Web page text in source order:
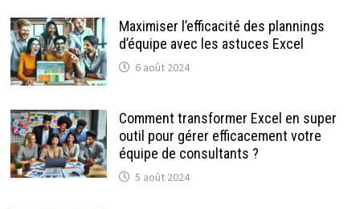
Maximiser l’efficacité des plannings
d’équipe avec les astuces Excel
6 août 2024
Comment transformer Excel en super
outil pour gérer efficacement votre
équipe de consultants ?
5 août 2024